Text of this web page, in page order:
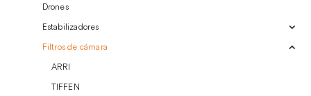
Drones
Estabilizadores
Filtros de cámara
ARRI
TIFFEN